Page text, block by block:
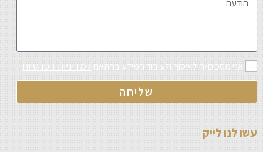
אני מסכים/ה לאיסוף ולעיבוד המידע בהתאם למדיניות הפרטיות
שליחה
עשו לנו לייק